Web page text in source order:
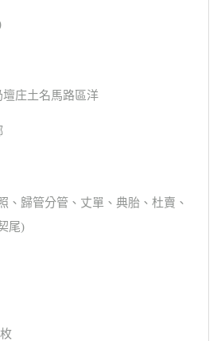
庄土名馬路區洋
、歸管分管、丈單、典胎、杜賣、
尾)